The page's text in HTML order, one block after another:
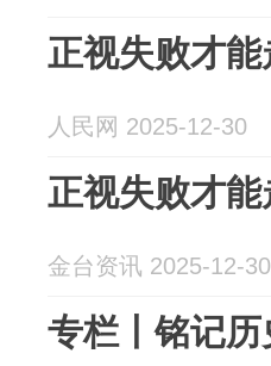
正视失败才
人民网 2025-12-30
正视失败才
金台资讯 2025-12-30
专栏丨铭记